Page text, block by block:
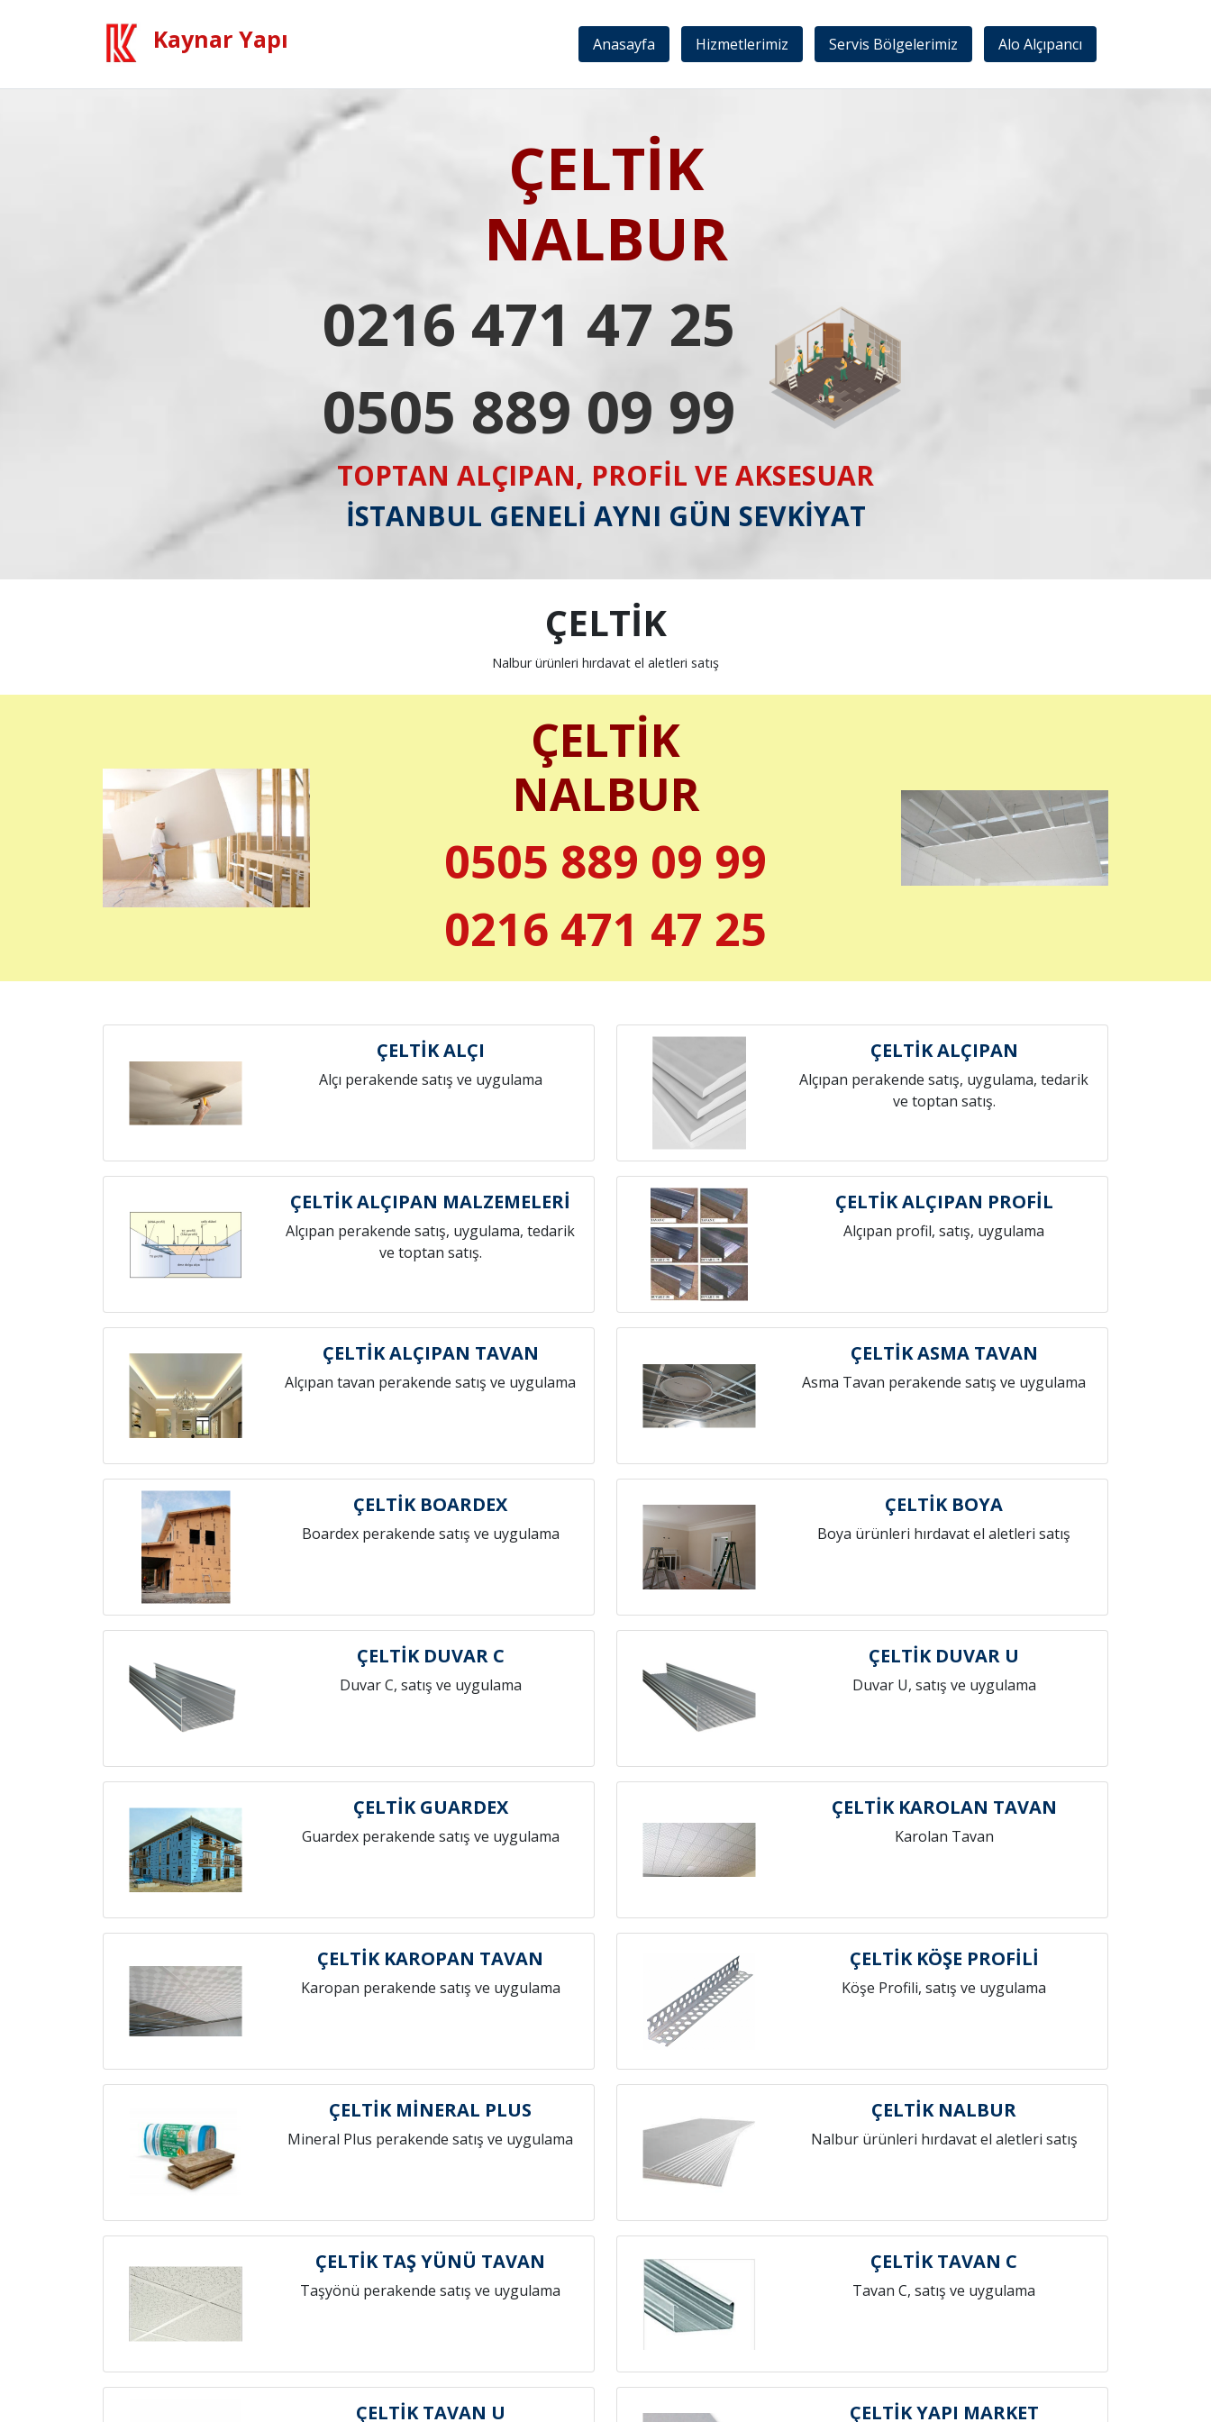
Kaynar Yapı Anasayfa Hizmetlerimiz Servis Bölgelerimiz Alo Alçıpancı
ÇELTİK
NALBUR
0216 471 47 25
0505 889 09 99
TOPTAN ALÇIPAN, PROFİL VE AKSESUAR
İSTANBUL GENELİ AYNI GÜN SEVKİYAT
ÇELTİK
Nalbur ürünleri hırdavat el aletleri satış
ÇELTİK
NALBUR
0505 889 09 99
0216 471 47 25
ÇELTİK ALÇI
Alçı perakende satış ve uygulama
ÇELTİK ALÇIPAN
Alçıpan perakende satış, uygulama, tedarik
ve toptan satış.
ÇELTİK ALÇIPAN MALZEMELERİ
Alçıpan perakende satış, uygulama, tedarik
ve toptan satış.
ÇELTİK ALÇIPAN PROFİL
Alçıpan profil, satış, uygulama
ÇELTİK ALÇIPAN TAVAN
Alçıpan tavan perakende satış ve uygulama
ÇELTİK ASMA TAVAN
Asma Tavan perakende satış ve uygulama
ÇELTİK BOARDEX
Boardex perakende satış ve uygulama
ÇELTİK BOYA
Boya ürünleri hırdavat el aletleri satış
ÇELTİK DUVAR C
Duvar C, satış ve uygulama
ÇELTİK DUVAR U
Duvar U, satış ve uygulama
ÇELTİK GUARDEX
Guardex perakende satış ve uygulama
ÇELTİK KAROLAN TAVAN
Karolan Tavan
ÇELTİK KAROPAN TAVAN
Karopan perakende satış ve uygulama
ÇELTİK KÖŞE PROFİLİ
Köşe Profili, satış ve uygulama
ÇELTİK MİNERAL PLUS
Mineral Plus perakende satış ve uygulama
ÇELTİK NALBUR
Nalbur ürünleri hırdavat el aletleri satış
ÇELTİK TAŞ YÜNÜ TAVAN
Taşyönü perakende satış ve uygulama
ÇELTİK TAVAN C
Tavan C, satış ve uygulama
ÇELTİK TAVAN U ÇELTİK YAPI MARKET